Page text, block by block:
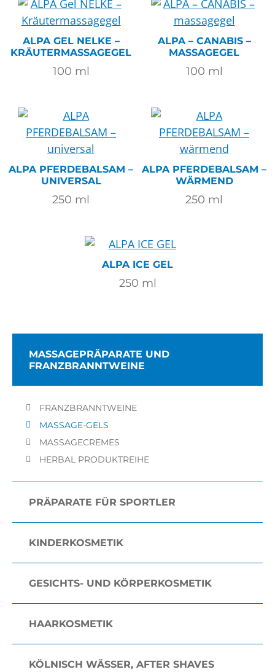
ALPA GEL NELKE –
KRÄUTERMASSAGEGEL
100 ml
ALPA – CANABIS –
MASSAGEGEL
100 ml
ALPA PFERDEBALSAM –
UNIVERSAL
250 ml
ALPA PFERDEBALSAM –
WÄRMEND
250 ml
ALPA ICE GEL
250 ml
MASSAGEPRÄPARATE UND
FRANZBRANNTWEINE
FRANZBRANNTWEINE
MASSAGE-GELS
MASSAGECREMES
HERBAL PRODUKTREIHE
PRÄPARATE FÜR SPORTLER
KINDERKOSMETIK
GESICHTS- UND KÖRPERKOSMETIK
HAARKOSMETIK
KÖLNISCH WÄSSER, AFTER SHAVES